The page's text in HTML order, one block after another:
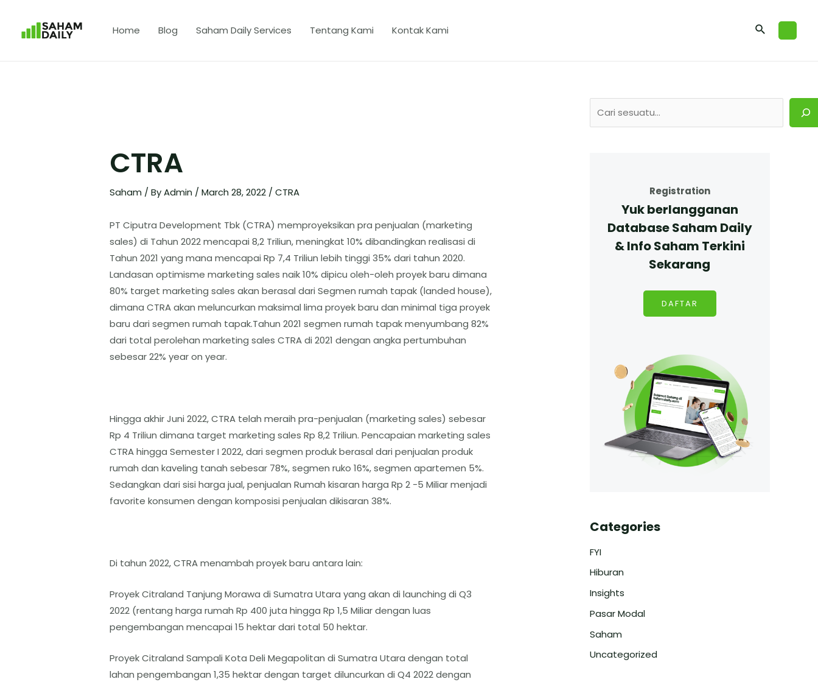
Home Blog Saham Daily Services Tentang Kami Kontak Kami
CTRA
Saham / ByAdmin / March 28, 2022 / CTRA
PT Ciputra Development Tbk (CTRA) memproyeksikan pra penjualan (marketing
sales) di Tahun 2022 mencapai 8,2 Triliun, meningkat 10% dibandingkan realisasi di
Tahun 2021 yang mana mencapai Rp 7,4 Triliun lebih tinggi 35% dari tahun 2020.
Landasan optimisme marketing sales naik 10% dipicu oleh-oleh proyek baru dimana
80% target marketing sales akan berasal dari Segmen rumah tapak (landed house),
dimana CTRA akan meluncurkan maksimal lima proyek baru dan minimal tiga proyek
baru dari segmen rumah tapak.Tahun 2021 segmen rumah tapak menyumbang 82%
dari total perolehan marketing sales CTRA di 2021 dengan angka pertumbuhan
sebesar 22% year on year.
Hingga akhir Juni 2022, CTRA telah meraih pra-penjualan (marketing sales) sebesar
Rp 4 Triliun dimana target marketing sales Rp 8,2 Triliun. Pencapaian marketing sales
CTRA hingga Semester I 2022, dari segmen produk berasal dari penjualan produk
rumah dan kaveling tanah sebesar 78%, segmen ruko 16%, segmen apartemen 5%.
Sedangkan dari sisi harga jual, penjualan Rumah kisaran harga Rp 2 -5 Miliar menjadi
favorite konsumen dengan komposisi penjualan dikisaran 38%.
Di tahun 2022, CTRA menambah proyek baru antara lain:
Proyek Citraland Tanjung Morawa di Sumatra Utara yang akan di launching di Q3
2022 (rentang harga rumah Rp 400 juta hingga Rp 1,5 Miliar dengan luas
pengembangan mencapai 15 hektar dari total 50 hektar.
Proyek Citraland Sampali Kota Deli Megapolitan di Sumatra Utara dengan total
lahan pengembangan 1,35 hektar dengan target diluncurkan di Q4 2022 dengan
Registration
Yuk berlangganan
Database Saham Daily
& Info Saham Terkini
Sekarang
DAFTAR
Categories
FYI
Hiburan
Insights
Pasar Modal
Saham
Uncategorized